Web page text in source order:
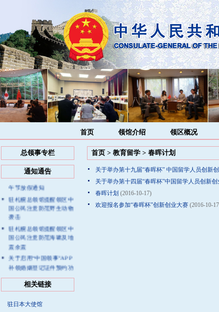
首页 领馆介绍 领区概况
总领事专栏
通知通告
驻札幌总领事馆2026年端
午节放假通知
驻札幌总领馆提醒领区中
国公民注意防范野生动物
袭击
驻札幌总领馆提醒领区中
国公民注意防范海啸及地
震余震
关于启用“中国领事”APP
补领婚姻登记证件预约功
驻札幌总领馆提醒中国公
相关链接
驻日本大使馆
首页> 教育留学> 春晖计划
关于举办第十九届“春晖杯” 中国留学人员创新
关于举办第十四届“春晖杯”中国留学人员创新
春晖计划 (2016-10-17)
欢迎报名参加“春晖杯”创新创业大赛(2016-10-